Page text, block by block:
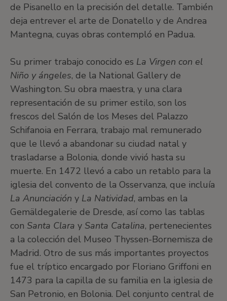
de Pisanello en la precisión del detalle. También
deja entrever el arte de Donatello y de Andrea
Mantegna, cuyas obras contempló en Padua.
Su primer trabajo conocido es La Virgen con el
Niño y ángeles, de la National Gallery de
Washington. Su obra maestra, y una clara
representación de su primer estilo, son los
frescos del Salón de los Meses del Palazzo
Schifanoia en Ferrara, trabajo mal remunerado
que le llevó a abandonar su ciudad natal y
trasladarse a Bolonia, donde vivió hasta su
muerte. En 1472 llevó a cabo un retablo para la
iglesia del convento de la Osservanza, que incluía
La Anunciación y La Natividad, ambas en la
Gemäldegalerie de Dresde, así como las tablas
con Santa Clara y Santa Catalina, pertenecientes
a la colección del Museo Thyssen-Bornemisza de
Madrid. Otro de sus más importantes proyectos
fue el tríptico encargado por Floriano Griffoni en
1473 para la capilla de su familia en la iglesia de
San Petronio, en Bolonia. Del conjunto central de